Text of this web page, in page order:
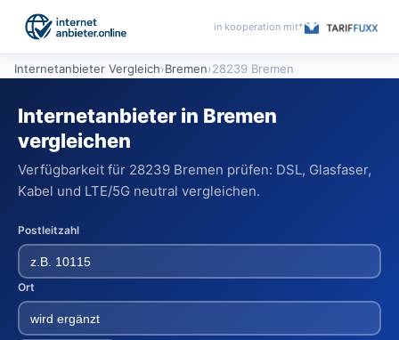
in kooperation mit*
Internetanbieter Vergleich›Bremen›28239 Bremen
Internetanbieter in Bremen
vergleichen
Verfügbarkeit für 28239 Bremen prüfen: DSL, Glasfaser,
Kabel und LTE/5G neutral vergleichen.
Postleitzahl
Ort